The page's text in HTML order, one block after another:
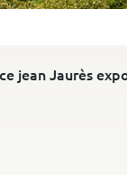
jean Jaurès